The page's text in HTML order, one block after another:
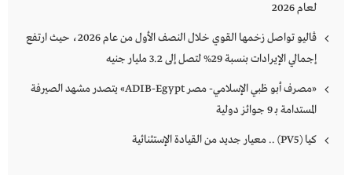
لعام 2026
ڤاليو تواصل زخمها القوي خلال النصف الأول من عام 2026، حيث ارتفع
إجمالي الإيرادات بنسبة 29% لتصل إلى 3.2 مليار جنيه
«مصرف أبو ظبي الإسلامي- مصر ADIB-Egypt» يتصدر مشهد الصيرفة
المستدامة بـ 9 جوائز دولية
كـــــيا (PV5) .. معيار جديد من القيادة الإستثنائية